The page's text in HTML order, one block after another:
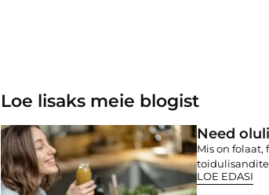
Loe lisaks meie blogist
Need
Mis on
LOE EDASI